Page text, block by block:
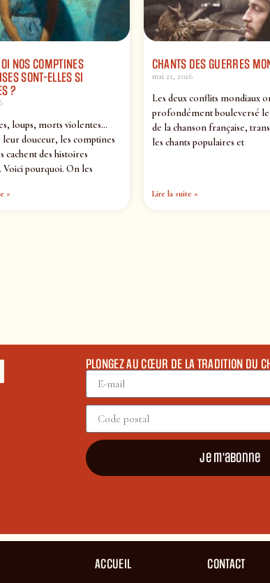
NOS COMPTINES
SONT-ELLES SI
?
loups, morts violentes…
douceur, les comptines
cachent des histoires
Voici pourquoi. On les
»
CHANTS DES GUERRES
mai 21, 2026
Les deux conflits mondiaux
profondément bouleversé le
de la chanson française,
les chants populaires et
Lire la suite »
PLONGEZ AU CŒUR DE LA TRADITION DU
Je m'abonne
ACCUEIL CONTACT